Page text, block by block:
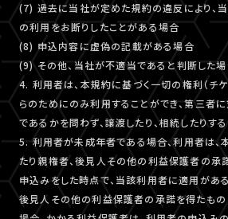
(7) 過去に当社が定めた規約の違反により、
の利用をお断りしたことがある場合
(8) 申込内容に虚偽の記載がある場合
(9) その他、当社が不適当であると判断した
4. 利用者は、本規約に基づく一切の権利（チケ
らのためにのみ利用することができ、第三者
であるかを問わず、譲渡したり、相続したりす
5. 利用者が未成年者である場合、利用者は、
たり親権者、後見人その他の利益保護者の承
申込みをした時点で、当該利用者に適用があ
後見人その他の利益保護者の承諾を得たもの